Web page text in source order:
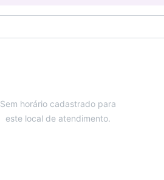
Sem horário cadastrado para
este local de atendimento.